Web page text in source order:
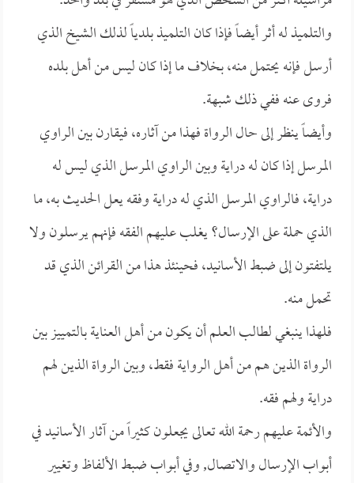
والتلميذ له أثر أيضاً فإذا كان التلميذ بلدياً لذلك الشيخ الذي
أرسل فإنه يحتمل منه، بخلاف ما إذا كان ليس من أهل بلده
فروى عنه ففي ذلك شبهة.
وأيضاً ينظر إلى حال الرواة فهذا من آثاره، فيقارن بين الراوي
المرسل إذا كان له دراية وبين الراوي المرسل الذي ليس له
دراية، فالراوي المرسل الذي له دراية وفقه يعل الحديث به، ما
الذي حملة على الإرسال؟ يغلب عليهم الفقه فإنهم يرسلون ولا
يلتفتون إلى ضبط الأسانيد، فحينئذ هذا من القرائن الذي قد
تحمل منه.
فلهذا ينبغي لطالب العلم أن يكون من أهل العناية بالتمييز بين
الرواة الذين هم من أهل الرواية فقط، وبين الرواة الذين لهم
دراية ولهم فقه.
والأئمة عليهم رحمة الله تعالى يجعلون كثيراً من آثار الأسانيد في
أبواب الإرسال والاتصال, وفي أبواب ضبط الألفاظ وتغيير